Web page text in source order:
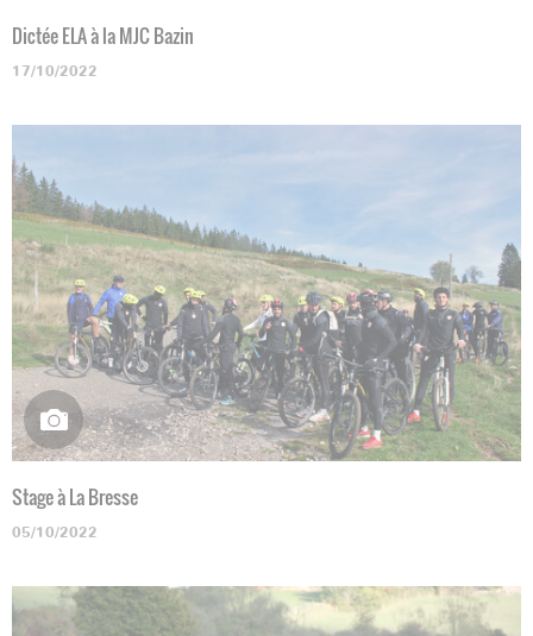
Dictée ELA à la MJC Bazin
17/10/2022
Stage à La Bresse
05/10/2022